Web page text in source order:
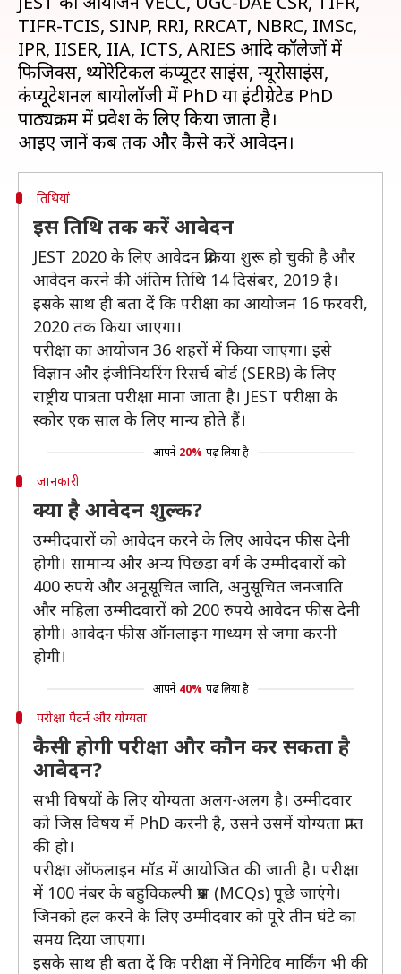
TIFR-TCIS, SINP, RRI, RRCAT, NBRC, IMSc,
IPR, IISER, IIA, ICTS, ARIES आदि कॉलेजों में
फिजिक्स, थ्योरेटिकल कंप्यूटर साइंस, न्यूरोसाइंस,
कंप्यूटेशनल बायोलॉजी में PhD या इंटीग्रेटेड PhD
पाठ्यक्रम में प्रवेश के लिए किया जाता है।
तिथियां
इस तिथि तक करें आवेदन
JEST 2020 के लिए आवेदन प्रक्रिया शुरू हो चुकी है और
आवेदन करने की अंतिम तिथि 14 दिसंबर, 2019 है।
इसके साथ ही बता दें कि परीक्षा का आयोजन 16 फरवरी,
2020 तक किया जाएगा।
परीक्षा का आयोजन 36 शहरों में किया जाएगा। इसे
विज्ञान और इंजीनियरिंग रिसर्च बोर्ड (SERB) के लिए
राष्ट्रीय पात्रता परीक्षा माना जाता है। JEST परीक्षा के
स्कोर एक साल के लिए मान्य होते हैं।
आपने 20% पढ़ लिया है
जानकारी
क्या है आवेदन शुल्क?
उम्मीदवारों को आवेदन करने के लिए आवेदन फीस देनी
होगी। सामान्य और अन्य पिछड़ा वर्ग के उम्मीदवारों को
400 रुपये और अनूसूचित जाति, अनुसूचित जनजाति
और महिला उम्मीदवारों को 200 रुपये आवेदन फीस देनी
होगी। आवेदन फीस ऑनलाइन माध्यम से जमा करनी
होगी।
आपने 40% पढ़ लिया है
परीक्षा पैटर्न और योग्यता
कैसी होगी परीक्षा और कौन कर सकता है
आवेदन?
सभी विषयों के लिए योग्यता अलग-अलग है। उम्मीदवार
को जिस विषय में PhD करनी है, उसने उसमें योग्यता प्राप्त
की हो।
परीक्षा ऑफलाइन मॉड में आयोजित की जाती है। परीक्षा
में 100 नंबर के बहुविकल्पी प्रश्न (MCQs) पूछे जाएंगे।
जिनको हल करने के लिए उम्मीदवार को पूरे तीन घंटे का
समय दिया जाएगा।
इसके साथ ही बता दें कि परीक्षा में निगेटिव मार्किंग भी की